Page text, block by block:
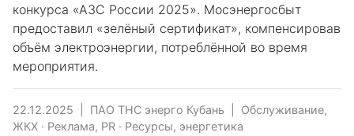
конкурса «АЗС России 2025». Мосэнергосбыт
предоставил «зелёный сертификат», компенсировав
объём электроэнергии, потреблённой во время
мероприятия.
22.12.2025 ПАО ТНС энерго Кубань
Обслуживание,
ЖКХ · Реклама, PR · Ресурсы, энергетика